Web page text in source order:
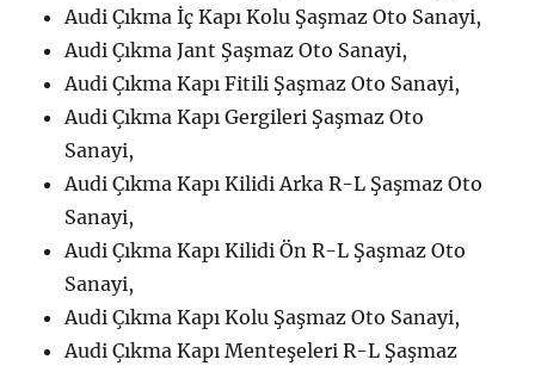
Audi Çıkma İç Kapı Kolu Şaşmaz Oto Sanayi,
Audi Çıkma Jant Şaşmaz Oto Sanayi,
Audi Çıkma Kapı Fitili Şaşmaz Oto Sanayi,
Audi Çıkma Kapı Gergileri Şaşmaz Oto
Sanayi,
Audi Çıkma Kapı Kilidi Arka R-L Şaşmaz Oto
Sanayi,
Audi Çıkma Kapı Kilidi Ön R-L Şaşmaz Oto
Sanayi,
Audi Çıkma Kapı Kolu Şaşmaz Oto Sanayi,
Audi Çıkma Kapı Menteşeleri R-L Şaşmaz